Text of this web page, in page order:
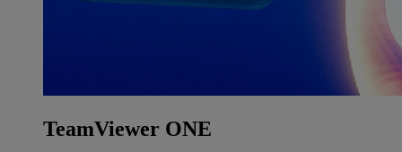
TeamViewer ONE